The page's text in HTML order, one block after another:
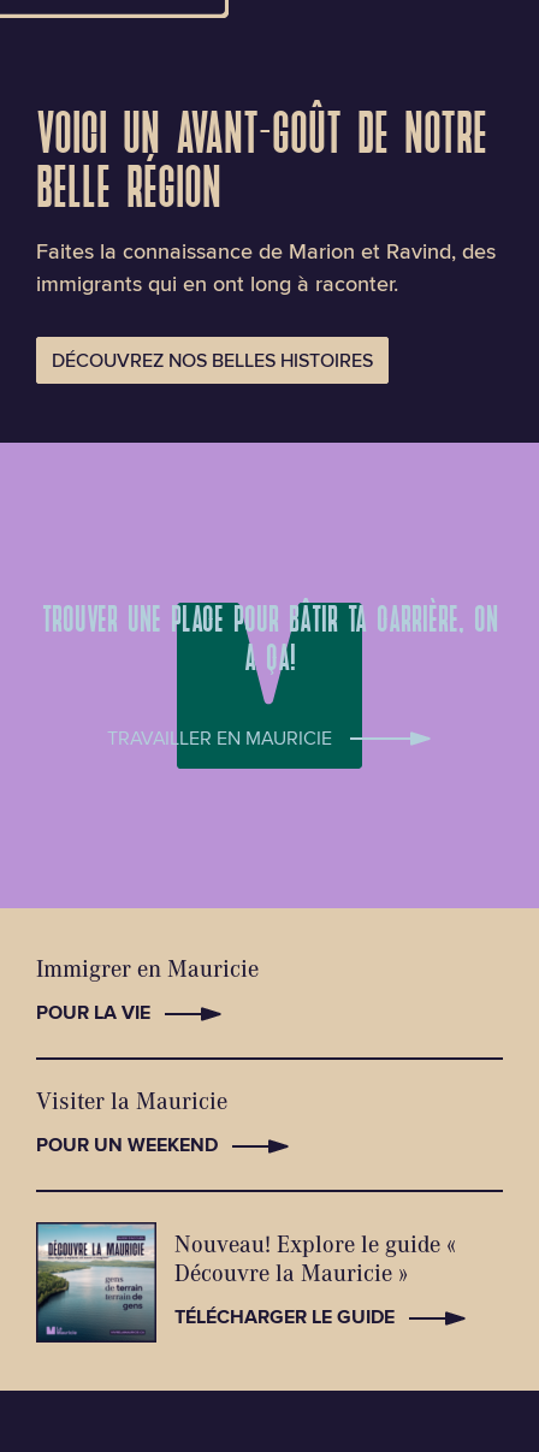
VOICI UN AVANT-GOÛT DE NOTRE
BELLE RÉGION
Faites la connaissance de Marion et Ravind, des
immigrants qui en ont long à raconter.
DÉCOUVREZ NOS BELLES HISTOIRES
TROUVER UNE PLACE POUR BÂTIR TA CARRIÈRE, ON
A ÇA!
TRAVAILLER EN MAURICIE
Immigrer en Mauricie
POUR LA VIE
Visiter la Mauricie
POUR UN WEEKEND
Nouveau! Explore le guide «
Découvre la Mauricie »
TÉLÉCHARGER LE GUIDE